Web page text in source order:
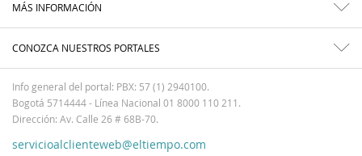
MÁS INFORMACIÓN
CONOZCA NUESTROS PORTALES
Info general del portal: PBX: 57 (1) 2940100.
Bogotá 5714444 - Línea Nacional 01 8000 110 211.
Dirección: Av. Calle 26 # 68B-70.
servicioalclienteweb@eltiempo.com